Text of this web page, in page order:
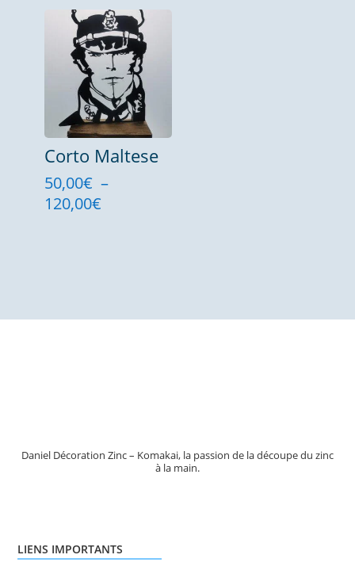
50,00€
à
110,00€
Corto Maltese
50,00€ –
120,00€Plage
Daniel Décoration Zinc – Komakai, la passion de la découpe du zinc
à la main.
LIENS IMPORTANTS